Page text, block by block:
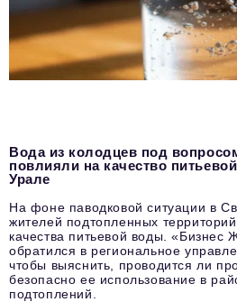
Вода из колодцев под
повлияли на качество
Урале
На фоне паводковой ситуации в
жителей подтопленных
качества питьевой воды. «Бизнес
обратился в региональное
чтобы выяснить, проводится ли
безопасно ее использование в
подтоплений.